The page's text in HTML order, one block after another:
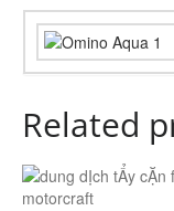
Related